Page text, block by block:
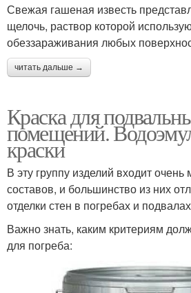
Свежая гашеная известь
щелочь, раствор которой
обеззараживания любых
читать дальше →
Краска для
помещений.
краски
В эту группу изделий входит
составов, и большинство из них
отделки стен в погребах и
Важно знать, каким критериям
для погреба: